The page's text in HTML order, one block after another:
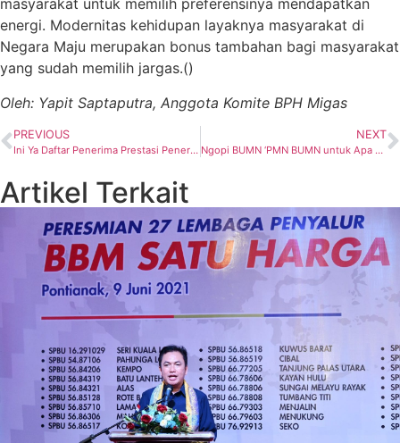
masyarakat untuk memilih preferensinya mendapatkan
energi. Modernitas kehidupan layaknya masyarakat di
Negara Maju merupakan bonus tambahan bagi masyarakat
yang sudah memilih jargas.()
Oleh: Yapit Saptaputra, Anggota Komite BPH Migas
PREVIOUS
Ini Ya Daftar Penerima Prestasi Penerapan Kaidah Teknik Pertambangan yang Baik Tahun 2021
NEXT
Ngopi BUMN ‘PMN BUMN untuk Apa Sih?’. Ini Jawaban PLN, Hutama Karya dan IFG
Artikel Terkait